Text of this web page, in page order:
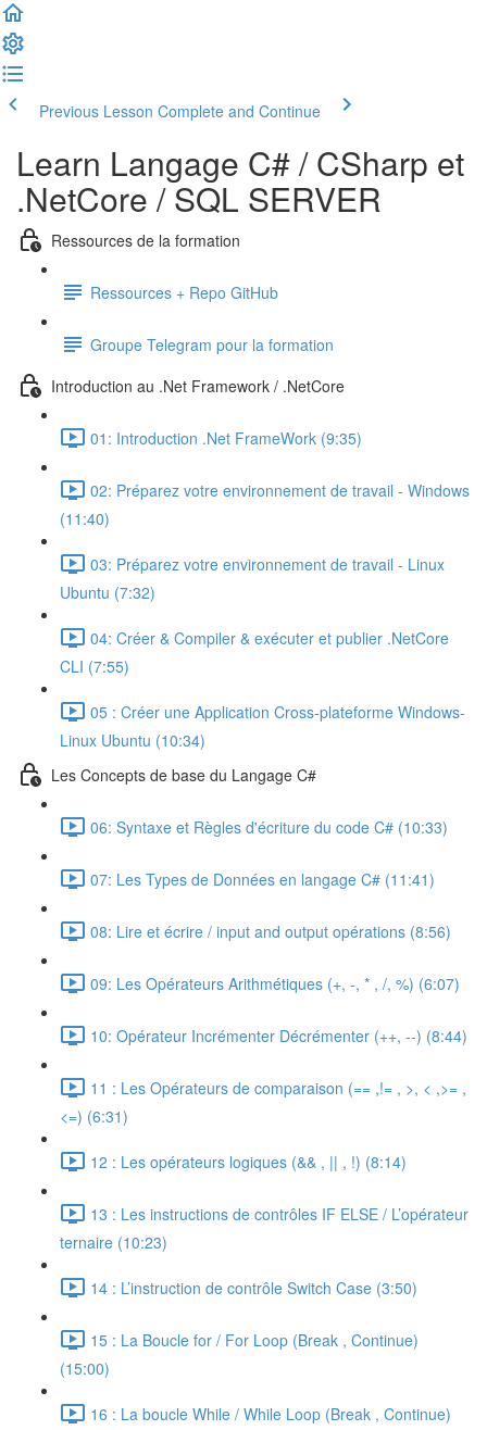
Previous Lesson Complete and Continue
Learn Langage C# / CSharp et
.NetCore / SQL SERVER
Ressources de la formation
Ressources + Repo GitHub
Groupe Telegram pour la formation
Introduction au .Net Framework / .NetCore
01: Introduction .Net FrameWork (9:35)
02: Préparez votre environnement de travail - Windows
(11:40)
03: Préparez votre environnement de travail - Linux
Ubuntu (7:32)
04: Créer & Compiler & exécuter et publier .NetCore
CLI (7:55)
05 : Créer une Application Cross-plateforme Windows-
Linux Ubuntu (10:34)
Les Concepts de base du Langage C#
06: Syntaxe et Règles d'écriture du code C# (10:33)
07: Les Types de Données en langage C# (11:41)
08: Lire et écrire / input and output opérations (8:56)
09: Les Opérateurs Arithmétiques (+, -, * , /, %) (6:07)
10: Opérateur Incrémenter Décrémenter (++, --) (8:44)
11 : Les Opérateurs de comparaison (== ,!= , >, < ,>= ,
<=) (6:31)
12 : Les opérateurs logiques (&& , || , !) (8:14)
13 : Les instructions de contrôles IF ELSE / L’opérateur
ternaire (10:23)
14 : L’instruction de contrôle Switch Case (3:50)
15 : La Boucle for / For Loop (Break , Continue)
(15:00)
16 : La boucle While / While Loop (Break , Continue)